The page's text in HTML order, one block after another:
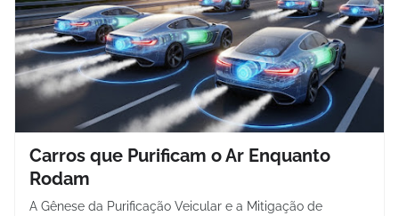
Carros que Purificam o Ar Enquanto
Rodam
A Gênese da Purificação Veicular e a Mitigação de